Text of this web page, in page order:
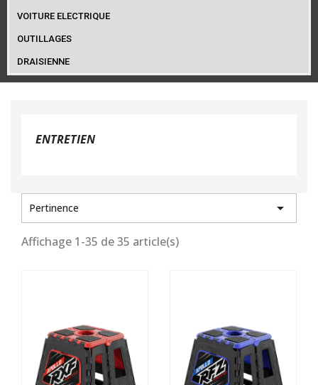
VOITURE ELECTRIQUE
OUTILLAGES
DRAISIENNE
ENTRETIEN
Pertinence 
Affichage 1-35 de 35 article(s)